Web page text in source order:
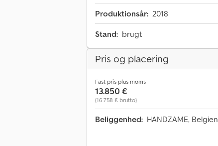
Produktionsår: 2018
Stand: brugt
Pris og placering
Fast pris plus moms
13.850 €
(16.758 € brutto)
Beliggenhed: HANDZAME, Belgien